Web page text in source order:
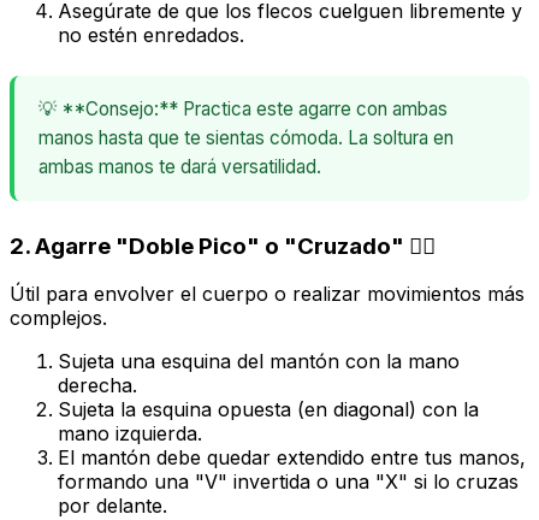
Asegúrate de que los flecos cuelguen libremente y
no estén enredados.
💡 **Consejo:** Practica este agarre con ambas
manos hasta que te sientas cómoda. La soltura en
ambas manos te dará versatilidad.
2. Agarre "Doble Pico" o "Cruzado" 👯‍♀️
Útil para envolver el cuerpo o realizar movimientos más
complejos.
Sujeta una esquina del mantón con la mano
derecha.
Sujeta la esquina opuesta (en diagonal) con la
mano izquierda.
El mantón debe quedar extendido entre tus manos,
formando una "V" invertida o una "X" si lo cruzas
por delante.